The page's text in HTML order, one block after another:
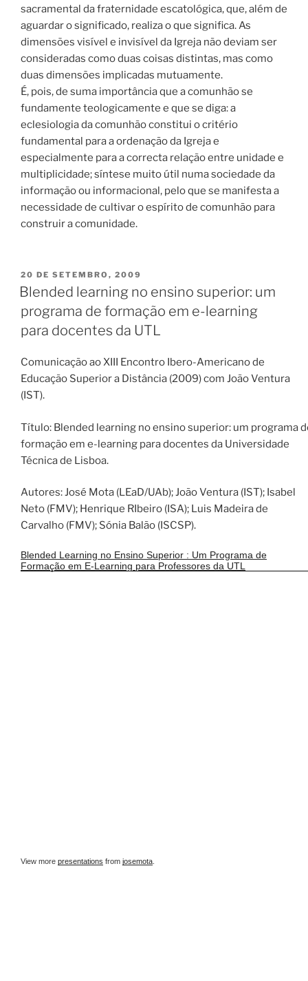
sacramental da fraternidade escatológica, que, além de
aguardar o significado, realiza o que significa. As
dimensões visível e invisível da Igreja não deviam ser
consideradas como duas coisas distintas, mas como
duas dimensões implicadas mutuamente.
É, pois, de suma importância que a comunhão se
fundamente teologicamente e que se diga: a
eclesiologia da comunhão constitui o critério
fundamental para a ordenação da Igreja e
especialmente para a correcta relação entre unidade e
multiplicidade; síntese muito útil numa sociedade da
informação ou informacional, pelo que se manifesta a
necessidade de cultivar o espírito de comunhão para
construir a comunidade.
PUBLICADO
EM
20 DE SETEMBRO, 2009
Blended learning no ensino superior: um
programa de formação em e-learning
para docentes da UTL
Comunicação ao XIII Encontro Ibero-Americano de
Educação Superior a Distância (2009) com João Ventura
(IST).
Título: Blended learning no ensino superior: um programa
formação em e-learning para docentes da Universidade
Técnica de Lisboa.
Autores: José Mota (LEaD/UAb); João Ventura (IST); Isabel
Neto (FMV); Henrique RIbeiro (ISA); Luis Madeira de
Carvalho (FMV); Sónia Balão (ISCSP).
Blended Learning no Ensino Superior : Um Programa de
Formação em E-Learning para Professores da UTL
View more presentations from josemota